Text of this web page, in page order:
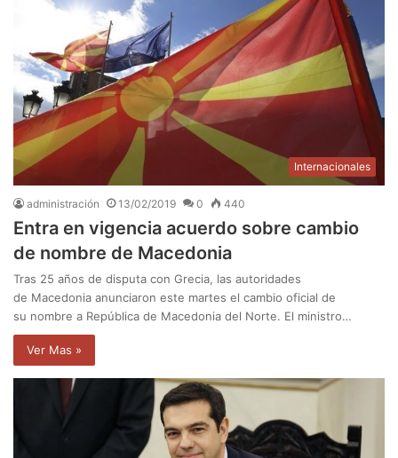
Internacionales
administración 13/02/2019 0 440
Entra en vigencia acuerdo sobre cambio
de nombre de Macedonia
Tras 25 años de disputa con Grecia, las autoridades
de Macedonia anunciaron este martes el cambio oficial de
su nombre a República de Macedonia del Norte. El ministro…
Ver Mas »